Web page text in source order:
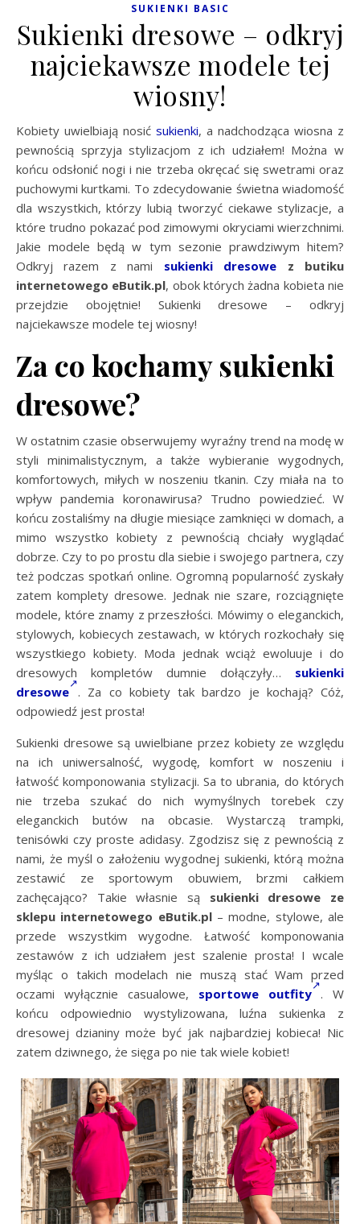
SUKIENKI BASIC
Sukienki dresowe – odkryj
najciekawsze modele tej
wiosny!
Kobiety uwielbiają nosić sukienki, a nadchodząca wiosna z
pewnością sprzyja stylizacjom z ich udziałem! Można w
końcu odsłonić nogi i nie trzeba okręcać się swetrami oraz
puchowymi kurtkami. To zdecydowanie świetna wiadomość
dla wszystkich, którzy lubią tworzyć ciekawe stylizacje, a
które trudno pokazać pod zimowymi okryciami wierzchnimi.
Jakie modele będą w tym sezonie prawdziwym hitem?
Odkryj razem z nami sukienki dresowe z butiku
internetowego eButik.pl, obok których żadna kobieta nie
przejdzie obojętnie! Sukienki dresowe – odkryj
najciekawsze modele tej wiosny!
Za co kochamy sukienki
dresowe?
W ostatnim czasie obserwujemy wyraźny trend na modę w
styli minimalistycznym, a także wybieranie wygodnych,
komfortowych, miłych w noszeniu tkanin. Czy miała na to
wpływ pandemia koronawirusa? Trudno powiedzieć. W
końcu zostaliśmy na długie miesiące zamknięci w domach, a
mimo wszystko kobiety z pewnością chciały wyglądać
dobrze. Czy to po prostu dla siebie i swojego partnera, czy
też podczas spotkań online. Ogromną popularność zyskały
zatem komplety dresowe. Jednak nie szare, rozciągnięte
modele, które znamy z przeszłości. Mówimy o eleganckich,
stylowych, kobiecych zestawach, w których rozkochały się
wszystkiego kobiety. Moda jednak wciąż ewoluuje i do
dresowych kompletów dumnie dołączyły… sukienki
dresowe . Za co kobiety tak bardzo je kochają? Cóż,
odpowiedź jest prosta!
Sukienki dresowe są uwielbiane przez kobiety ze względu
na ich uniwersalność, wygodę, komfort w noszeniu i
łatwość komponowania stylizacji. Sa to ubrania, do których
nie trzeba szukać do nich wymyślnych torebek czy
eleganckich butów na obcasie. Wystarczą trampki,
tenisówki czy proste adidasy. Zgodzisz się z pewnością z
nami, że myśl o założeniu wygodnej sukienki, którą można
zestawić ze sportowym obuwiem, brzmi całkiem
zachęcająco? Takie własnie są sukienki dresowe ze
sklepu internetowego eButik.pl– modne, stylowe, ale
przede wszystkim wygodne. Łatwość komponowania
zestawów z ich udziałem jest szalenie prosta! I wcale
myśląc o takich modelach nie muszą stać Wam przed
oczami wyłącznie casualowe, sportowe outfity . W
końcu odpowiednio wystylizowana, luźna sukienka z
dresowej dzianiny może być jak najbardziej kobieca! Nic
zatem dziwnego, że sięga po nie tak wiele kobiet!